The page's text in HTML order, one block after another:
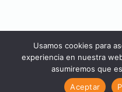
© 2026 | CASSVI | Todos
de
Usamos cookies para
experiencia en nuestra
asumiremos que
Aceptar
¡Cotice aquí!